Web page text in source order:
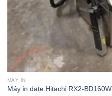
MÁY IN
Máy in date Hitachi RX2-BD160W